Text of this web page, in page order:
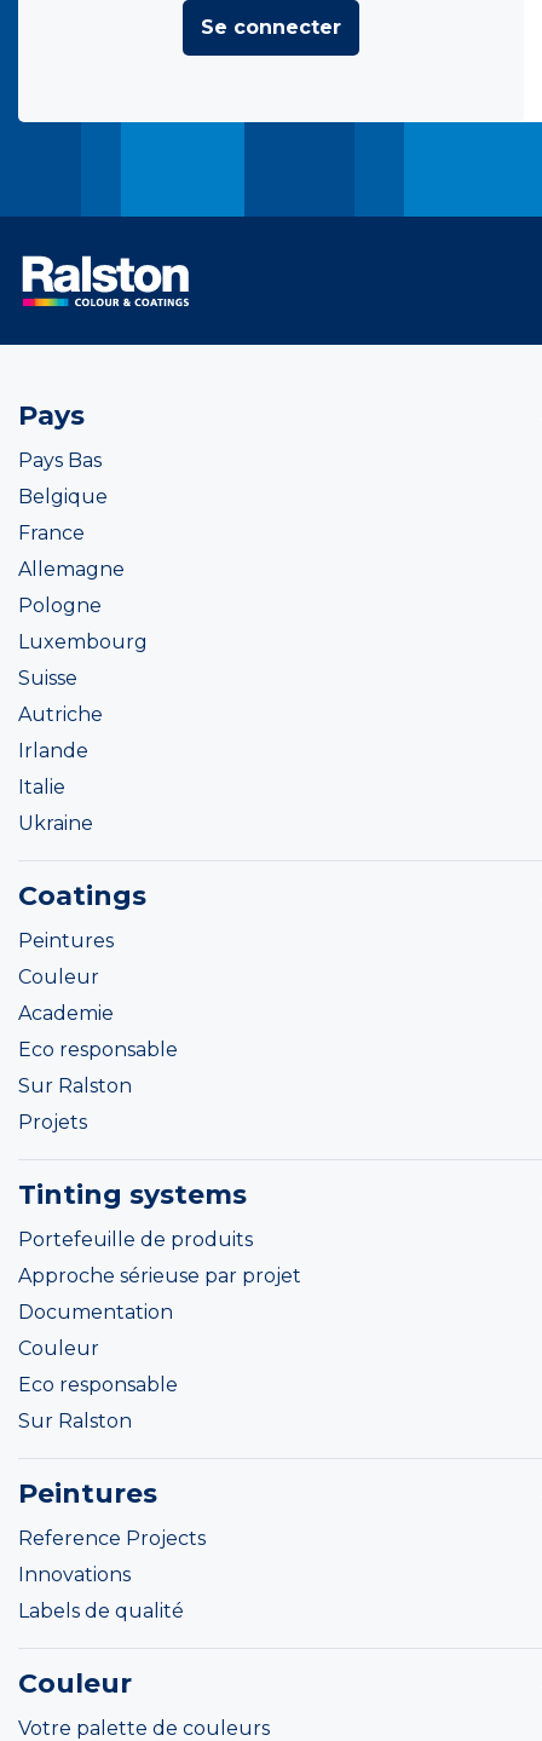
Se connecter
Pays
Pays Bas
Belgique
France
Allemagne
Pologne
Luxembourg
Suisse
Autriche
Irlande
Italie
Ukraine
Coatings
Peintures
Couleur
Academie
Eco responsable
Sur Ralston
Projets
Tinting systems
Portefeuille de produits
Approche sérieuse par projet
Documentation
Couleur
Eco responsable
Sur Ralston
Peintures
Reference Projects
Innovations
Labels de qualité
Couleur
Votre palette de couleurs